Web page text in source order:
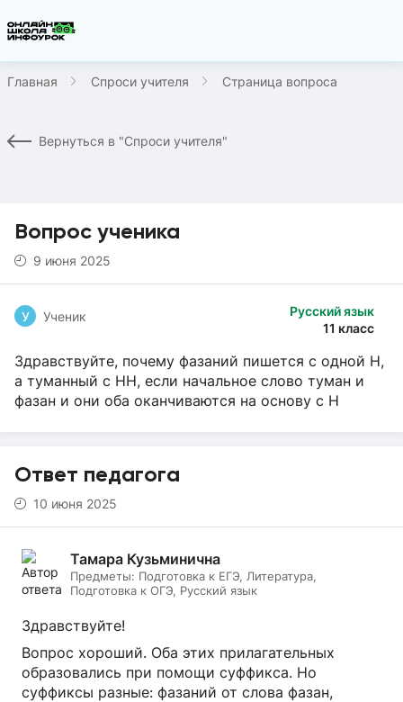
Главная Спроси учителя Страница вопроса
Вернуться в "Спроси учителя"
Вопрос ученика
9 июня 2025
Русский язык
11 класс
У Ученик
Здравствуйте, почему фазаний пишется с одной Н,
а туманный с НН, если начальное слово туман и
фазан и они оба оканчиваются на основу с Н
Ответ педагога
10 июня 2025
Тамара Кузьминична
Предметы: Подготовка к ЕГЭ, Литература,
Подготовка к ОГЭ, Русский язык
Здравствуйте!
Вопрос хороший. Оба этих прилагательных
образовались при помощи суффикса. Но
суффиксы разные: фазаний от слова фазан,